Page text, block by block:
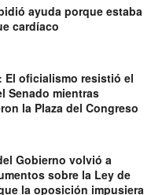
ayuda porque estaba
cardíaco
El oficialismo resistió el
Senado mientras
la Plaza del Congreso
Gobierno volvió a
sobre la Ley de
la oposición impusiera